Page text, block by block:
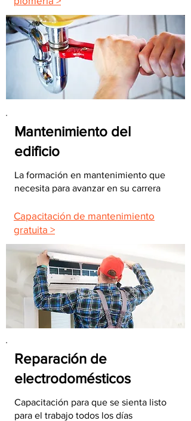
Mantenimiento del
edificio
La formación en mantenimiento que
necesita para avanzar en su carrera
Capacitación de mantenimiento
gratuita >
Reparación de
electrodomésticos
Capacitación para que se sienta listo
para el trabajo todos los días